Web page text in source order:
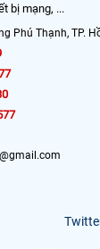
bị mạng, ...
Phú Thạnh, TP.